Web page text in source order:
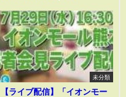
未分類
【ライブ配信】「イオンモー